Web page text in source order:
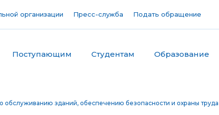
организации Пресс-служба Подать обращение
Поступающим Студентам Образование
обслуживанию зданий, обеспечению безопасности и охраны труда